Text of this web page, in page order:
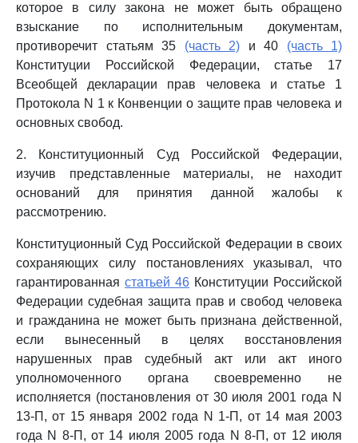
которое в силу закона не может быть обращено
взыскание по исполнительным документам,
противоречит статьям 35 (часть 2) и 40 (часть 1)
Конституции Российской Федерации, статье 17
Всеобщей декларации прав человека и статье 1
Протокола N 1 к Конвенции о защите прав человека и
основных свобод.
2. Конституционный Суд Российской Федерации,
изучив представленные материалы, не находит
оснований для принятия данной жалобы к
рассмотрению.
Конституционный Суд Российской Федерации в своих
сохраняющих силу постановлениях указывал, что
гарантированная статьей 46 Конституции Российской
Федерации судебная защита прав и свобод человека
и гражданина не может быть признана действенной,
если вынесенный в целях восстановления
нарушенных прав судебный акт или акт иного
уполномоченного органа своевременно не
исполняется (постановления от 30 июля 2001 года N
13-П, от 15 января 2002 года N 1-П, от 14 мая 2003
года N 8-П, от 14 июля 2005 года N 8-П, от 12 июля